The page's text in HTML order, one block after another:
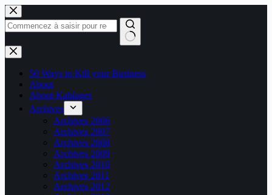
Passer
au
contenu
Aucun
résultat
50 Ways to Kill your Business
About
About Kablages
Archives
Archives 2006
Archives 2007
Archives 2008
Archives 2009
Archives 2010
Archives 2011
Archives 2012